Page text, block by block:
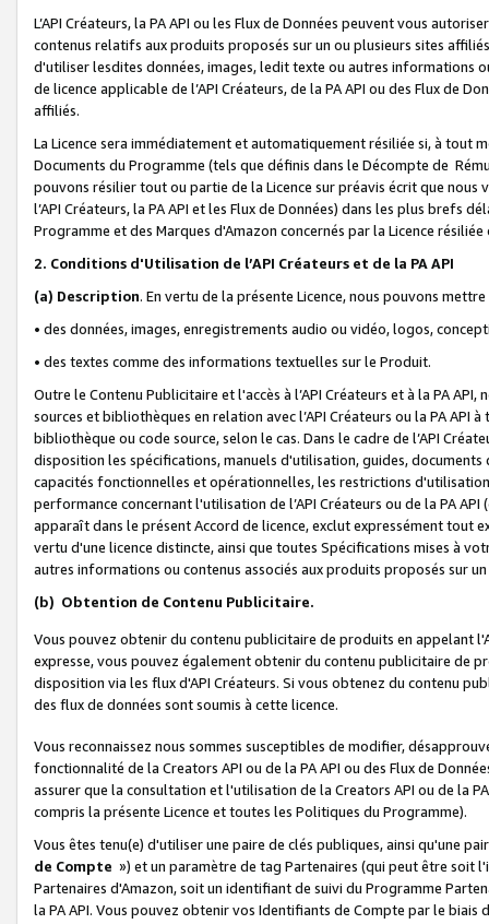
L’API Créateurs, la PA API ou les Flux de Données peuvent vous
contenus relatifs aux produits proposés sur un ou plusieurs sites
d'utiliser lesdites données, images, ledit texte ou autres informations
de licence applicable de l’API Créateurs, de la PA API ou des Flux de
affiliés.
La Licence sera immédiatement et automatiquement résiliée si, à
Documents du Programme (tels que définis dans le Décompte de
pouvons résilier tout ou partie de la Licence sur préavis écrit que
l’API Créateurs, la PA API et les Flux de Données) dans les plus
Programme et des Marques d'Amazon concernés par la Licence
2. Conditions d'Utilisation de l’API Créateurs et de la PA API
(a) Description. En vertu de la présente Licence, nous pouvons
• des données, images, enregistrements audio ou vidéo, logos,
• des textes comme des informations textuelles sur le Produit.
Outre le Contenu Publicitaire et l'accès à l’API Créateurs et à la PA
sources et bibliothèques en relation avec l’API Créateurs ou la PA
bibliothèque ou code source, selon le cas. Dans le cadre de l’API
disposition les spécifications, manuels d'utilisation, guides,
capacités fonctionnelles et opérationnelles, les restrictions
performance concernant l'utilisation de l’API Créateurs ou de la PA
apparaît dans le présent Accord de licence, exclut expressément tout
vertu d'une licence distincte, ainsi que toutes Spécifications mises à
autres informations ou contenus associés aux produits proposés sur
(b) Obtention de Contenu Publicitaire.
Vous pouvez obtenir du contenu publicitaire de produits en appelant
expresse, vous pouvez également obtenir du contenu publicitaire de
disposition via les flux d'API Créateurs. Si vous obtenez du contenu
des flux de données sont soumis à cette licence.
Vous reconnaissez nous sommes susceptibles de modifier,
fonctionnalité de la Creators API ou de la PA API ou des Flux de
assurer que la consultation et l'utilisation de la Creators API ou de la
compris la présente Licence et toutes les Politiques du Programme).
Vous êtes tenu(e) d'utiliser une paire de clés publiques, ainsi qu'une
de Compte ») et un paramètre de tag Partenaires (qui peut être soit
Partenaires d'Amazon, soit un identifiant de suivi du Programme
la PA API. Vous pouvez obtenir vos Identifiants de Compte par le biais